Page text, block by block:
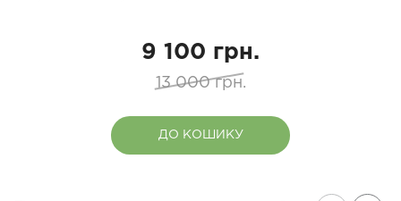
9 100 грн.
13 000 грн.
ДО КОШИКУ